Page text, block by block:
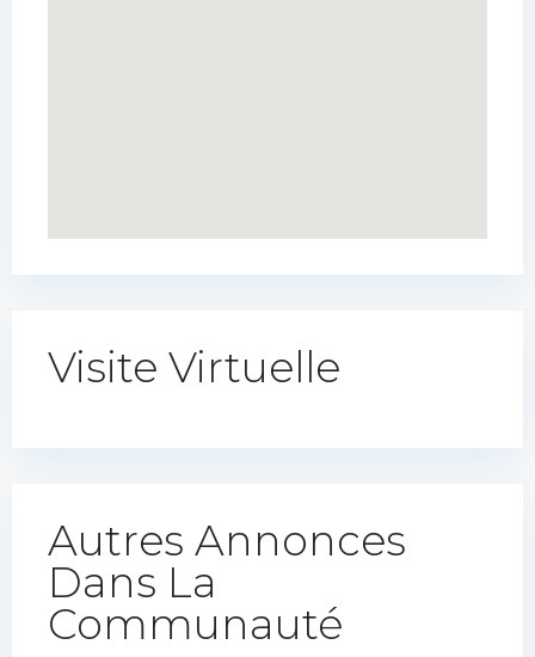
Visite Virtuelle
Autres Annonces
Dans La
Communauté​